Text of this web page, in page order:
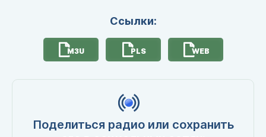
Ссылки:
M3U PLS WEB
Поделиться радио или сохранить